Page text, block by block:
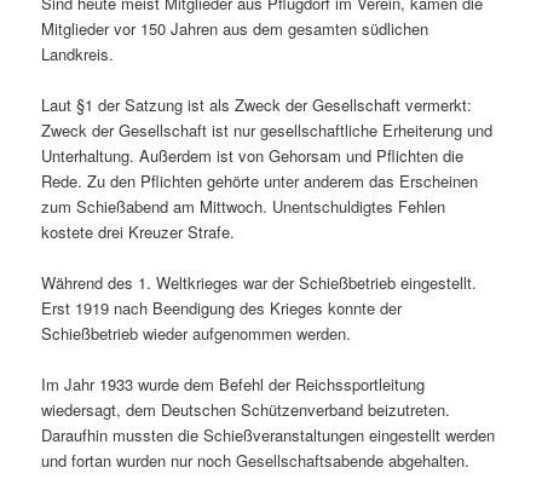
Mitglieder vor 150 Jahren aus dem gesamten südlichen
Landkreis.
Laut §1 der Satzung ist als Zweck der Gesellschaft vermerkt:
Zweck der Gesellschaft ist nur gesellschaftliche Erheiterung und
Unterhaltung. Außerdem ist von Gehorsam und Pflichten die
Rede. Zu den Pflichten gehörte unter anderem das Erscheinen
zum Schießabend am Mittwoch. Unentschuldigtes Fehlen
kostete drei Kreuzer Strafe.
Während des 1. Weltkrieges war der Schießbetrieb eingestellt.
Erst 1919 nach Beendigung des Krieges konnte der
Schießbetrieb wieder aufgenommen werden.
Im Jahr 1933 wurde dem Befehl der Reichssportleitung
wiedersagt, dem Deutschen Schützenverband beizutreten.
Daraufhin mussten die Schießveranstaltungen eingestellt werden
und fortan wurden nur noch Gesellschaftsabende abgehalten.